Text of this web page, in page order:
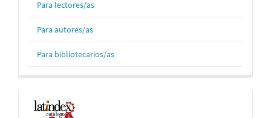
Para lectores/as
Para autores/as
Para bibliotecarios/as
Indexaciones